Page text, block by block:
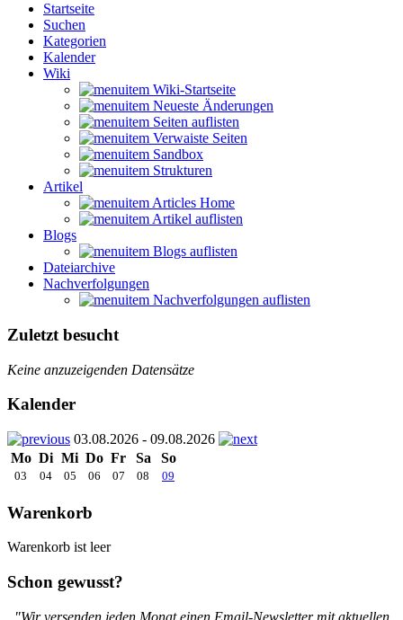
Startseite
Suchen
Kategorien
Kalender
Wiki
Wiki-Startseite
Neueste Änderungen
Seiten auflisten
Verwaiste Seiten
Sandbox
Strukturen
Artikel
Articles Home
Artikel auflisten
Blogs
Blogs auflisten
Dateiarchive
Nachverfolgungen
Nachverfolgungen auflisten
Zuletzt besucht
Keine anzuzeigenden Datensätze
Kalender
03.08.2026 - 09.08.2026
Mo Di Mi Do Fr Sa So
03 04 05 06 07 08 09
Warenkorb
Warenkorb ist leer
Schon gewusst?
"Wir versenden jeden Monat einen Email-Newsletter mit aktuellen